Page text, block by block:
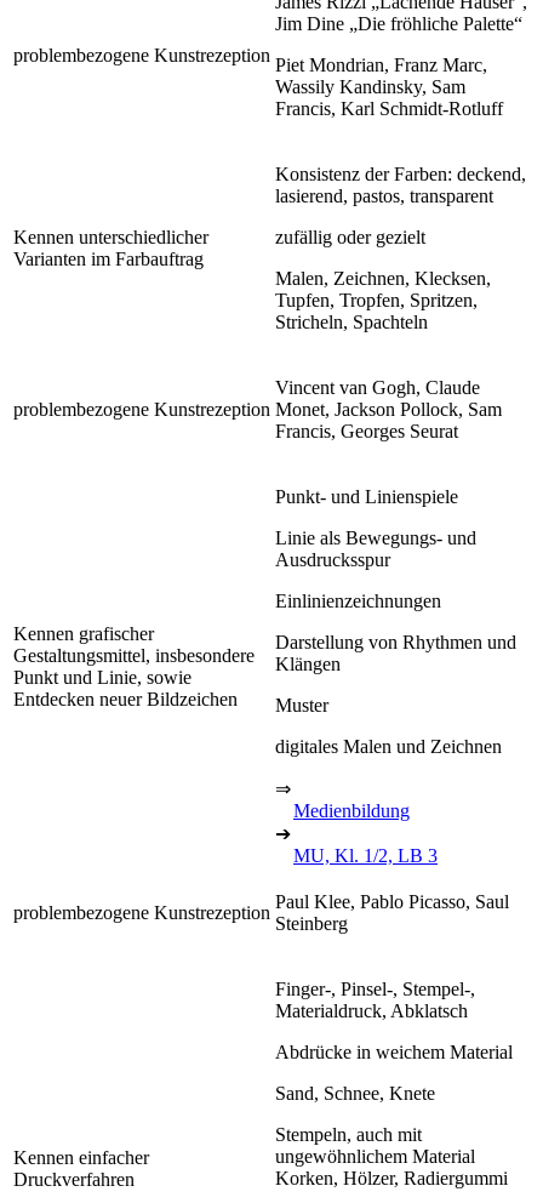
problembezogene Kunstrezeption
Jim Dine „Die fröhliche Palette“
Piet Mondrian, Franz Marc,
Wassily Kandinsky, Sam
Francis, Karl Schmidt-Rotluff
Kennen unterschiedlicher
Varianten im Farbauftrag
Konsistenz der Farben: deckend,
lasierend, pastos, transparent
zufällig oder gezielt
Malen, Zeichnen, Klecksen,
Tupfen, Tropfen, Spritzen,
Stricheln, Spachteln
problembezogene Kunstrezeption
Vincent van Gogh, Claude
Monet, Jackson Pollock, Sam
Francis, Georges Seurat
Kennen grafischer
Gestaltungsmittel, insbesondere
Punkt und Linie, sowie
Entdecken neuer Bildzeichen
Punkt- und Linienspiele
Linie als Bewegungs- und
Ausdrucksspur
Einlinienzeichnungen
Darstellung von Rhythmen und
Klängen
Muster
digitales Malen und Zeichnen
⇒
Medienbildung
➔
MU, Kl. 1/2, LB 3
problembezogene Kunstrezeption
Paul Klee, Pablo Picasso, Saul
Steinberg
Kennen einfacher
Druckverfahren
Finger-, Pinsel-, Stempel-,
Materialdruck, Abklatsch
Abdrücke in weichem Material
Sand, Schnee, Knete
Stempeln, auch mit
ungewöhnlichem Material
Korken, Hölzer, Radiergummi